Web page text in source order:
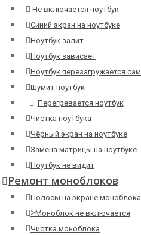
Не включается ноутбук
Синий экран на ноутбуке
Ноутбук залит
Ноутбук зависает
Ноутбук перезагружается сам
Шумит ноутбук
Перегревается ноутбук
Чистка ноутбука
Чёрный экран на ноутбуке
Замена матрицы на ноутбуке
Ноутбук не видит
Ремонт моноблоков
Полосы на экране моноблока
>Моноблок не включается
Чистка моноблока